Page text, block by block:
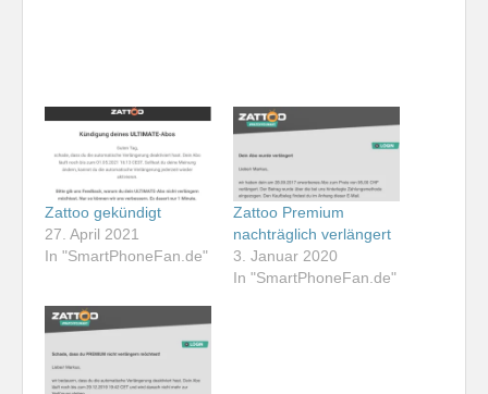
Zattoo gekündigt
27. April 2021
In "SmartPhoneFan.de"
Zattoo Premium
nachträglich verlängert
3. Januar 2020
In "SmartPhoneFan.de"